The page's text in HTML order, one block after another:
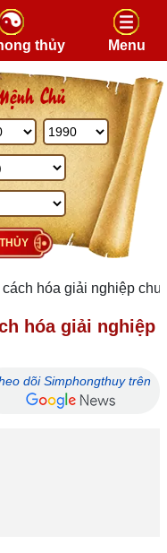
content
thủy Menu
Chủ
hóa giải nghiệp
hóa giải nghiệp
dõi Simphongthuy trên